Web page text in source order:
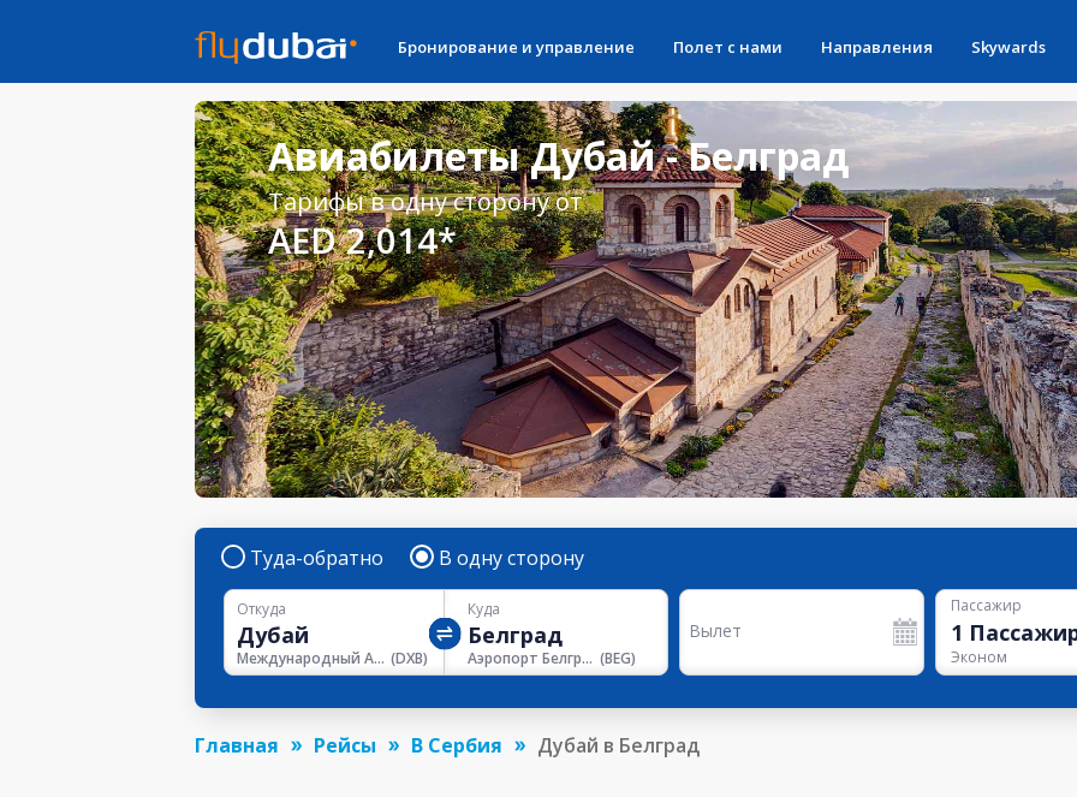
Бронирование и управление Полет с нами Направления Skywards
Авиабилеты Дубай - Белград
Тарифы в одну сторону от
AED 2,014*
Туда-обратно В одну сторону
Откуда
Международный Аэропорт Дубая (DXB)
Куда
Аэропорт Белграда (BEG)
Вылет
Пассажир
1
Эконом
Главная Рейсы В Сербия Дубай в Белград